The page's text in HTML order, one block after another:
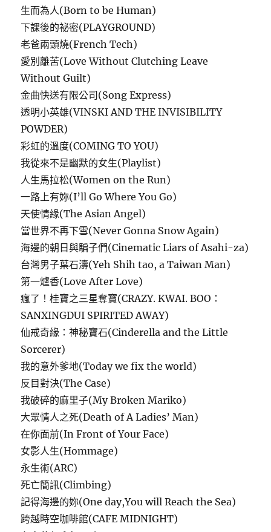
生而為人(Born to be Human)
下課後的祕密(PLAYGROUND)
老爸兩頭燒(French Tech)
愛別離苦(Love Without Clutching Leave
Without Guilt)
金曲快送有限公司(Song Express)
透明小英雄(VINSKI AND THE INVISIBILITY
POWDER)
彩虹的溫度(COMING TO YOU)
我從來不是幽默的女生(Playlist)
人生馬拉松(Women on the Run)
一路上有妳(I’ll Go Where You Go)
天使情緣(The Asian Angel)
當世界不再下雪(Never Gonna Snow Again)
海邊的朝日與騙子們(Cinematic Liars of Asahi-za)
台灣男子葉石濤(Yeh Shih tao, a Taiwan Man)
第一爐香(Love After Love)
瘋了！桂寶之三星奪寶(CRAZY. KWAI. BOO：
SANXINGDUI SPIRITED AWAY)
仙戒奇緣：神秘寶石(Cinderella and the Little
Sorcerer)
我的意外爹地(Today we fix the world)
反目對決(The Case)
我破碎的麻里子(My Broken Mariko)
大眾情人之死(Death of A Ladies’ Man)
在你面前(In Front of Your Face)
女影人生(Hommage)
永生術(ARC)
死亡簡訊(Climbing)
記得海邊的妳(One day,You will Reach the Sea)
跨越時空咖啡館(CAFE MIDNIGHT)